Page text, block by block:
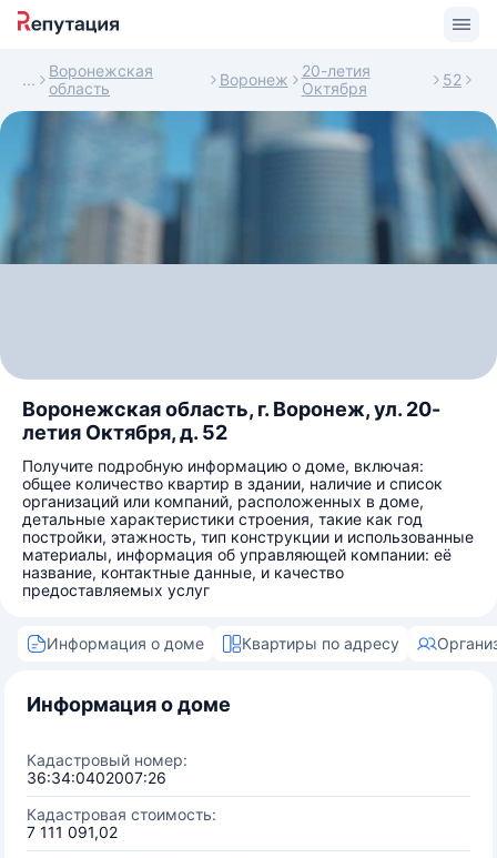
Воронежская
область
Воронеж
20-летия
Октября
52
Воронежская область, г. Воронеж, ул. 20-
летия Октября, д. 52
Получите подробную информацию о доме, включая:
общее количество квартир в здании, наличие и список
организаций или компаний, расположенных в доме,
детальные характеристики строения, такие как год
постройки, этажность, тип конструкции и использованные
материалы, информация об управляющей компании: её
название, контактные данные, и качество
предоставляемых услуг
Информация о доме Квартиры по адресу
Информация о доме
Кадастровый номер:
36:34:0402007:26
Кадастровая стоимость:
7 111 091,02